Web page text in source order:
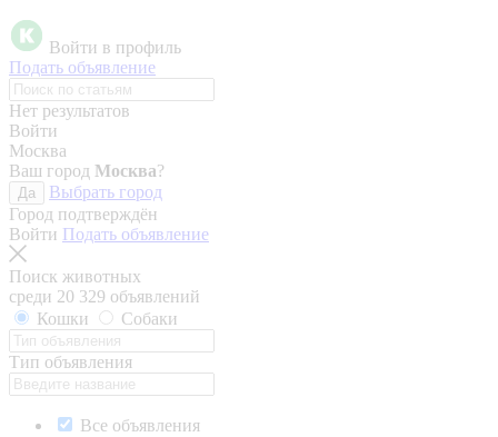
Войти в профиль
Подать объявление
Нет результатов
Войти
Москва
Ваш город Москва?
Да
Выбрать город
Город подтверждён
Войти Подать объявление
Поиск животных
среди 20 329 объявлений
Кошки
Собаки
Тип объявления
Все объявления